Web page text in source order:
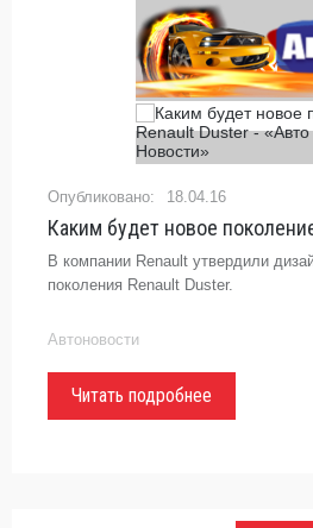
18.04.16
В компании Renault утвердили
поколения Renault Duster.
Автоновости
Читать подробнее